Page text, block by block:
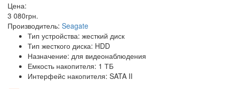
Цена:
3 080грн.
Производитель: Seagate
Тип устройства: жесткий диск
Тип жесткого диска: HDD
Назначение: для видеонаблюдения
Емкость накопителя: 1 ТБ
Интерфейс накопителя: SATA II